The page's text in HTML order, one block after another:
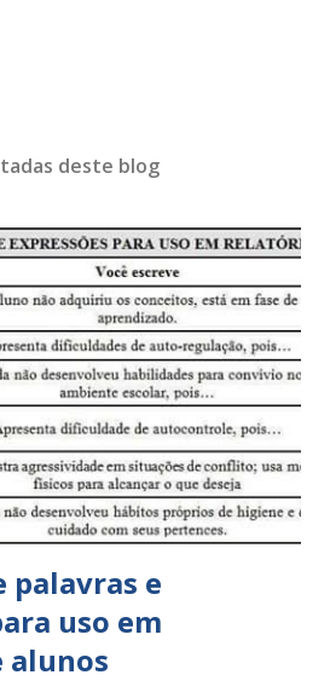
deste blog
palavras e
uso em
alunos